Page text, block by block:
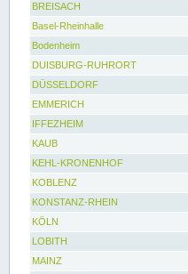
BREISACH
Basel-Rheinhalle
Bodenheim
DUISBURG-RUHRORT
DÜSSELDORF
EMMERICH
IFFEZHEIM
KAUB
KEHL-KRONENHOF
KOBLENZ
KONSTANZ-RHEIN
KÖLN
LOBITH
MAINZ